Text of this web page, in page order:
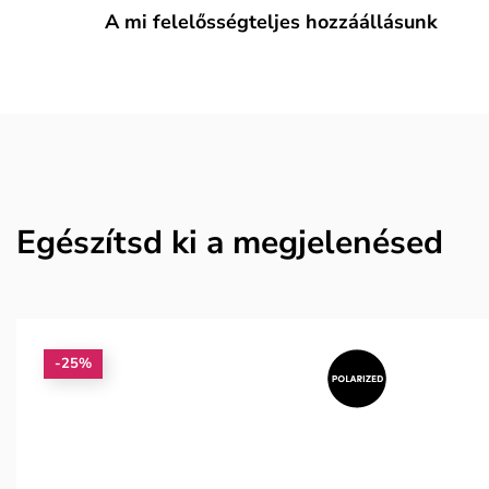
A mi felelősségteljes hozzáállásunk
Egészítsd ki a megjelenésed
-25%